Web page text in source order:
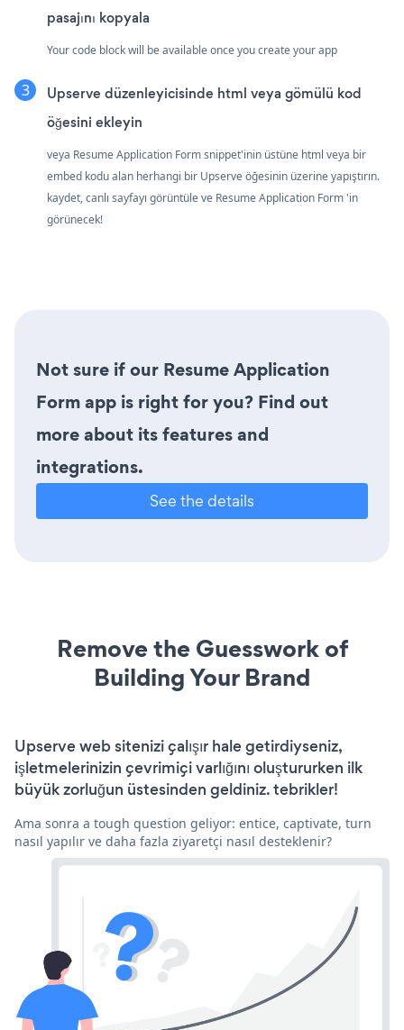
pasajını kopyala
Your code block will be available once you create your app
Upserve düzenleyicisinde html veya gömülü kod
öğesini ekleyin
veya Resume Application Form snippet'inin üstüne html veya bir
embed kodu alan herhangi bir Upserve öğesinin üzerine yapıştırın.
kaydet, canlı sayfayı görüntüle ve Resume Application Form 'in
görünecek!
Not sure if our Resume Application
Form app is right for you? Find out
more about its features and
integrations.
See the details
Remove the Guesswork of
Building Your Brand
Upserve web sitenizi çalışır hale getirdiyseniz,
işletmelerinizin çevrimiçi varlığını oluştururken ilk
büyük zorluğun üstesinden geldiniz. tebrikler!
Ama sonra a tough question geliyor: entice, captivate, turn
nasıl yapılır ve daha fazla ziyaretçi nasıl desteklenir?